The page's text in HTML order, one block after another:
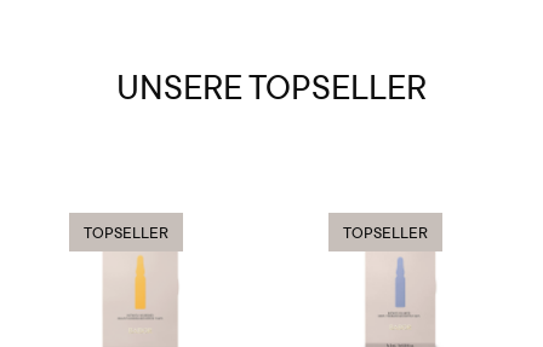
UNSERE TOPSELLER
TOPSELLER TOPSELLER